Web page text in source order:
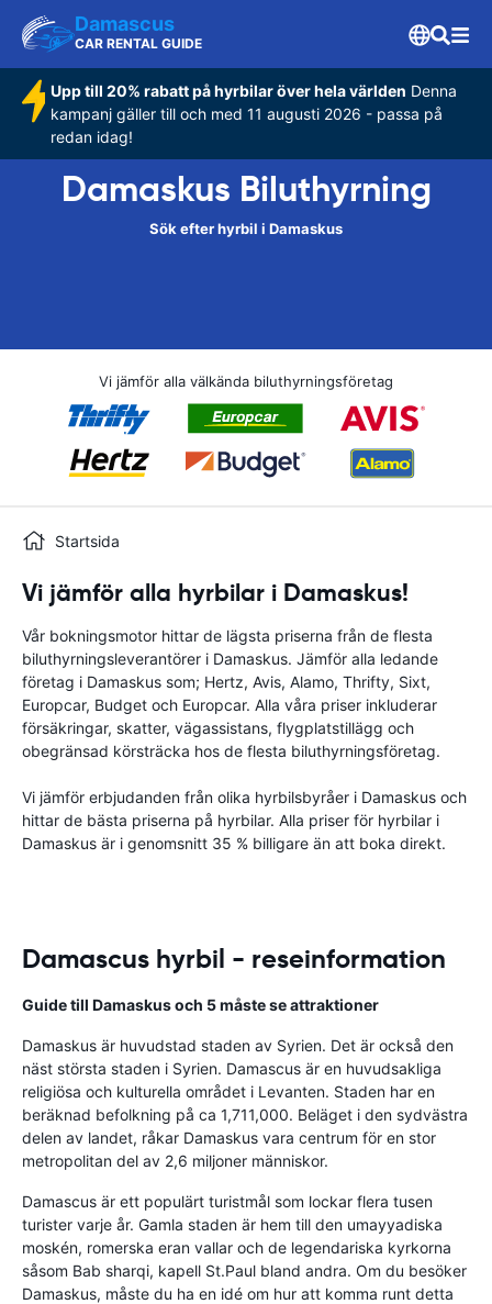
Damascus
CAR RENTAL GUIDE
Upp till 20% rabatt på hyrbilar över hela världen Denna
kampanj gäller till och med 11 augusti 2026 - passa på
redan idag!
Damaskus Biluthyrning
Sök efter hyrbil i Damaskus
Vi jämför alla välkända biluthyrningsföretag
Startsida
Vi jämför alla hyrbilar i Damaskus!
Vår bokningsmotor hittar de lägsta priserna från de flesta
biluthyrningsleverantörer i Damaskus. Jämför alla ledande
företag i Damaskus som; Hertz, Avis, Alamo, Thrifty, Sixt,
Europcar, Budget och Europcar. Alla våra priser inkluderar
försäkringar, skatter, vägassistans, flygplatstillägg och
obegränsad körsträcka hos de flesta biluthyrningsföretag.
Vi jämför erbjudanden från olika hyrbilsbyråer i Damaskus och
hittar de bästa priserna på hyrbilar. Alla priser för hyrbilar i
Damaskus är i genomsnitt 35 % billigare än att boka direkt.
Damascus hyrbil - reseinformation
Guide till Damaskus och 5 måste se attraktioner
Damaskus är huvudstad staden av Syrien. Det är också den
näst största staden i Syrien. Damascus är en huvudsakliga
religiösa och kulturella området i Levanten. Staden har en
beräknad befolkning på ca 1,711,000. Beläget i den sydvästra
delen av landet, råkar Damaskus vara centrum för en stor
metropolitan del av 2,6 miljoner människor.
Damascus är ett populärt turistmål som lockar flera tusen
turister varje år. Gamla staden är hem till den umayyadiska
moskén, romerska eran vallar och de legendariska kyrkorna
såsom Bab sharqi, kapell St.Paul bland andra. Om du besöker
Damaskus, måste du ha en idé om hur att komma runt detta